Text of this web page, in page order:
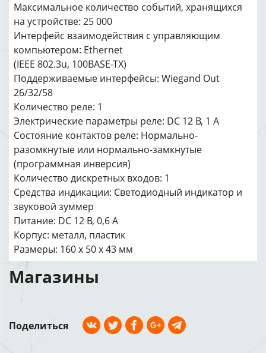
Максимальное количество событий, хранящихся
на устройстве: 25 000
Интерфейс взаимодействия с управляющим
компьютером: Ethernet
(IEEE 802.3u, 100BASE-TX)
Поддерживаемые интерфейсы: Wiegand Out
26/32/58
Количество реле: 1
Электрические параметры реле: DC 12 В, 1 А
Состояние контактов реле: Нормально-
разомкнутые или нормально-замкнутые
(программная инверсия)
Количество дискретных входов: 1
Средства индикации: Светодиодный индикатор и
звуковой зуммер
Питание: DC 12 B, 0,6 А
Корпус: металл, пластик
Размеры: 160 х 50 х 43 мм
Магазины
Поделиться